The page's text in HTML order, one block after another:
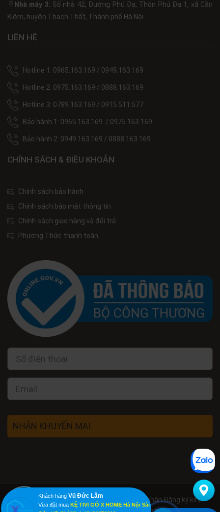
Nhà máy 3: Số nhà 42, Đường Phú Đa, Thôn Phú Đa 1, xã Cần
Kiệm, huyện Thạch Thất, Thành phố Hà Nội
LIÊN HỆ
Hotline 1: 0965.163.169 / 0949.163.169
Hotline 2: 0975.163.169 / 0888.163.169
Hotline 3: 0789.163.169 / 0915.511.577
Bảo hành 1: 0965.163.169 / 0975.163.169
Bảo hành 2: 0949.163.169 / 0888.163.169
CHÍNH SÁCH & ĐIỀU KHOẢN
Chính sách bảo hành
Chính sách bảo mật thông tin
Chính sách giao hàng và đổi trả
Phương Thức thanh toán
NHẬN KHUYẾN MẠI
Công ty TNHH X HOME Hà Nội Giấy chứng nhận Đăng ký kinh
Khách hàng Vũ Đức Lâm
Vừa đặt mua KỆ TIVI GỖ X HOME Hà Nội Sài